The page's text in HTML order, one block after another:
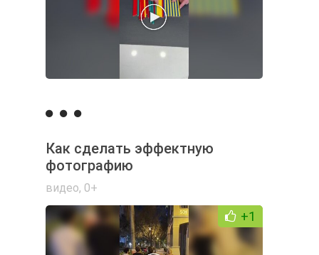
Как сделать эффектную
фотографию
видео, 0+
+1